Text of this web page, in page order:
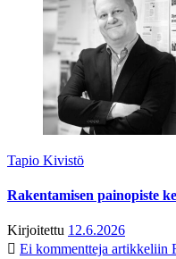
Tapio Kivistö
Rakentamisen painopiste
Kirjoitettu 12.6.2026
Ei kommentteja artikkeliin